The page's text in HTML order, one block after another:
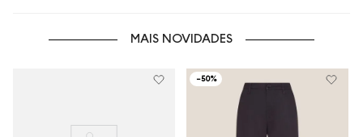
MAIS NOVIDADES
-50%